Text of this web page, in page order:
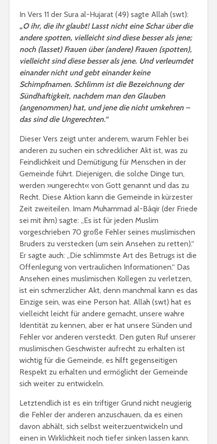
In Vers 11 der Sura al-Hujarat (49) sagte Allah (swt):
„O ihr, die ihr glaubt! Lasst nicht eine Schar über die
andere spotten, vielleicht sind diese besser als jene;
noch (lasset) Frauen über (andere) Frauen (spotten),
vielleicht sind diese besser als jene. Und verleumdet
einander nicht und gebt einander keine
Schimpfnamen. Schlimm ist die Bezeichnung der
Sündhaftigkeit, nachdem man den Glauben
(angenommen) hat, und jene die nicht umkehren –
das sind die Ungerechten.“
Dieser Vers zeigt unter anderem, warum Fehler bei
anderen zu suchen ein schrecklicher Akt ist, was zu
Feindlichkeit und Demütigung für Menschen in der
Gemeinde führt. Diejenigen, die solche Dinge tun,
werden »ungerecht« von Gott genannt und das zu
Recht. Diese Aktion kann die Gemeinde in kürzester
Zeit zweiteilen. Imam Muhammad al-Bâqir (der Friede
sei mit ihm) sagte: „Es ist für jeden Muslim
vorgeschrieben 70 große Fehler seines muslimischen
Bruders zu verstecken (um sein Ansehen zu retten).“
Er sagte auch: „Die schlimmste Art des Betrugs ist die
Offenlegung von vertraulichen Informationen.“ Das
Ansehen eines muslimischen Kollegen zu verletzen,
ist ein schmerzlicher Akt, denn manchmal kann es das
Einzige sein, was eine Person hat. Allah (swt) hat es
vielleicht leicht für andere gemacht, unsere wahre
Identität zu kennen, aber er hat unsere Sünden und
Fehler vor anderen versteckt. Den guten Ruf unserer
muslimischen Geschwister aufrecht zu erhalten ist
wichtig für die Gemeinde, es hilft gegenseitigen
Respekt zu erhalten und ermöglicht der Gemeinde
sich weiter zu entwickeln.
Letztendlich ist es ein triftiger Grund nicht neugierig
die Fehler der anderen anzuschauen, da es einen
davon abhält, sich selbst weiterzuentwickeln und
einen in Wirklichkeit noch tiefer sinken lassen kann.